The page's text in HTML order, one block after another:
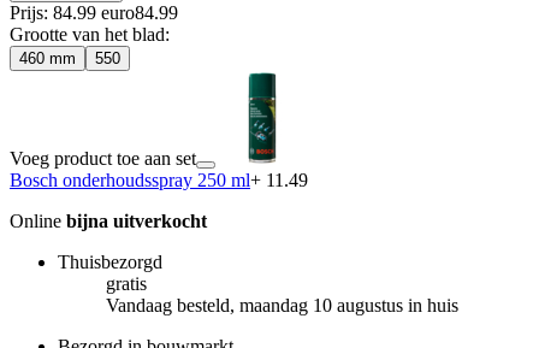
Prijs: 84.99 euro84.99
Grootte van het blad:
460 mm 550
Voeg product toe aan set
Bosch onderhoudsspray 250 ml+ 11.49
Online bijna uitverkocht
Thuisbezorgd
gratis
Vandaag besteld, maandag 10 augustus in huis